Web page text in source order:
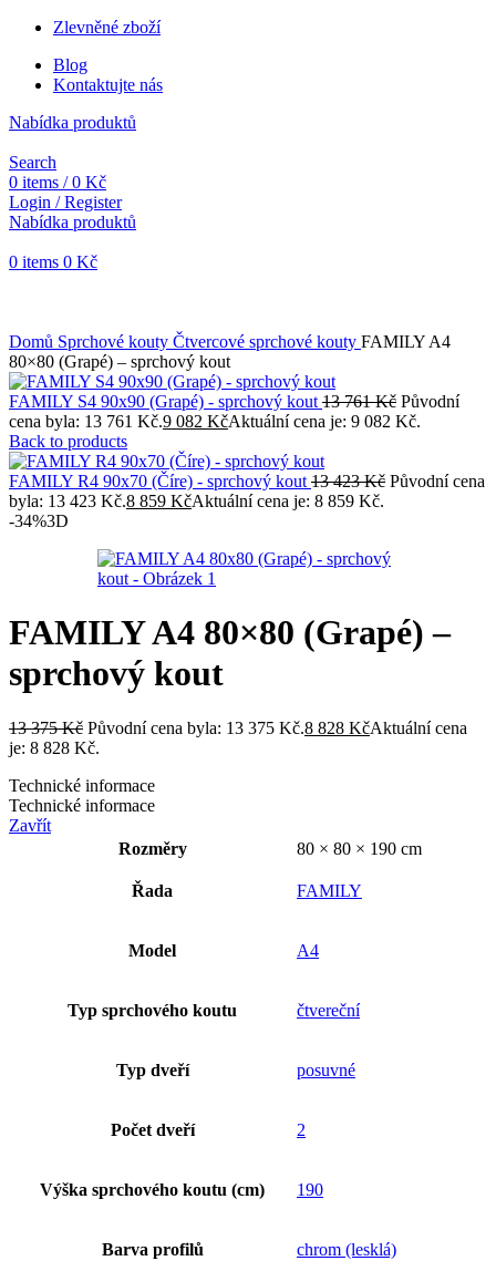
Zlevněné zboží
Blog
Kontaktujte nás
Nabídka produktů
Search
0 items / 0 Kč
Login / Register
Nabídka produktů
0 items 0 Kč
Domů Sprchové kouty Čtvercové sprchové kouty FAMILY A4
80×80 (Grapé) – sprchový kout
FAMILY S4 90x90 (Grapé) - sprchový kout 13 761Kč Původní
cena byla: 13 761 Kč.9 082 KčAktuální cena je: 9 082 Kč.
Back to products
FAMILY R4 90x70 (Číre) - sprchový kout 13 423Kč Původní cena
byla: 13 423 Kč.8 859 KčAktuální cena je: 8 859 Kč.
-34%3D
FAMILY A4 80×80 (Grapé) –
sprchový kout
13 375Kč Původní cena byla: 13 375 Kč.8 828 KčAktuální cena
je: 8 828 Kč.
Technické informace
Technické informace
Zavřít
Rozměry
80 × 80 × 190 cm
Řada FAMILY
Model A4
Typ sprchového koutu čtvereční
Typ dveří posuvné
Počet dveří 2
Výška sprchového koutu (cm) 190
Barva profilů chrom (lesklá)